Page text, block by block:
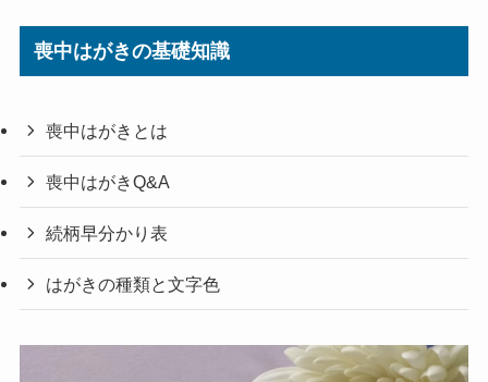
喪中はがきの基礎知識
喪中はがきとは
喪中はがきQ&A
続柄早分かり表
はがきの種類と文字色